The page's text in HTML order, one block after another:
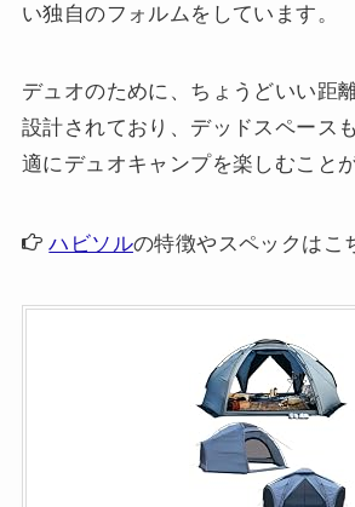
い独自のフォルムをしています。
デュオのために、ちょうどいい距
設計されており、デッドスペース
適にデュオキャンプを楽しむこと
ハビソルの特徴やスペックはこ